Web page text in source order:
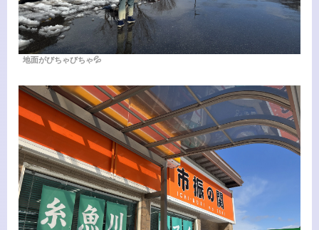
地面がびちゃびちゃ💦